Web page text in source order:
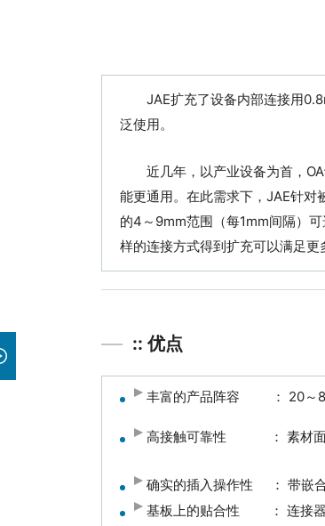
JAE扩充了设备内部连接用
泛使用。
近几年，以产业设备为首，OA
能更通用。在此需求下，JAE针对
的4～9mm范围（每1mm间隔）
样的连接方式得到扩充可以满足更
:: 优点
丰富的产品阵容 ： 20
高接触可靠性 ： 素材
确实的插入操作性
： 带嵌
基板上的贴合性
： 连接